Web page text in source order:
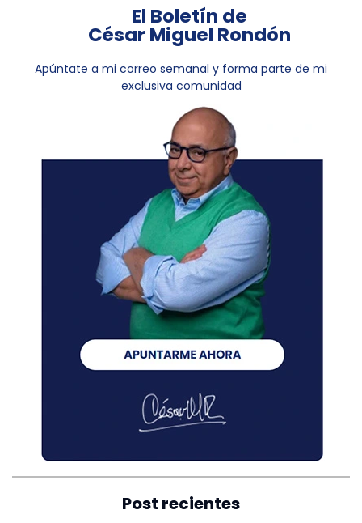
El Boletín de
César Miguel Rondón
Apúntate a mi correo semanal y forma parte de mi
exclusiva comunidad
Post recientes